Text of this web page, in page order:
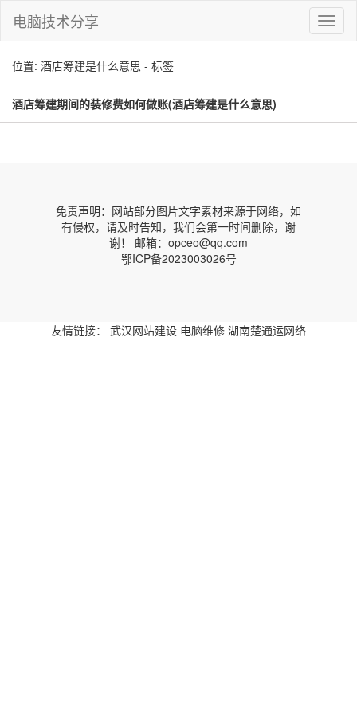
切
换
电脑技术分享
位置: 酒店筹建是什么意思 - 标签
酒店筹建期间的装修费如何做账(酒店筹建是什么意思)
免责声明：网站部分图片文字素材来源于网络，如
有侵权，请及时告知，我们会第一时间删除，谢
谢！ 邮箱：opceo@qq.com
鄂ICP备2023003026号
友情链接： 武汉网站建设 电脑维修 湖南楚通运网络